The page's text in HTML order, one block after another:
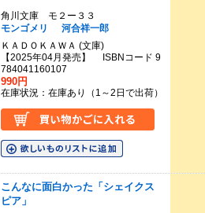
角川文庫 モ２ー３３
モンゴメリ
河合祥一郎
ＫＡＤＯＫＡＷＡ (文庫)
【2025年04月発売】 ISBNコード 9
784041160107
990円
在庫状況：在庫あり（1～2日で出荷）
こんなに面白かった「シェイクス
ピア」